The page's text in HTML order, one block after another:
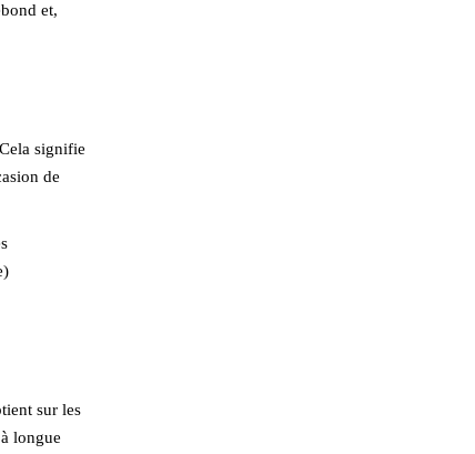
et,
signifie
de
sur les
longue